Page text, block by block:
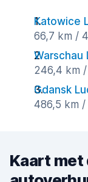
Katowice
66,7 km /
Warschau
246,4 km /
Gdansk
486,5 km
Kaart met